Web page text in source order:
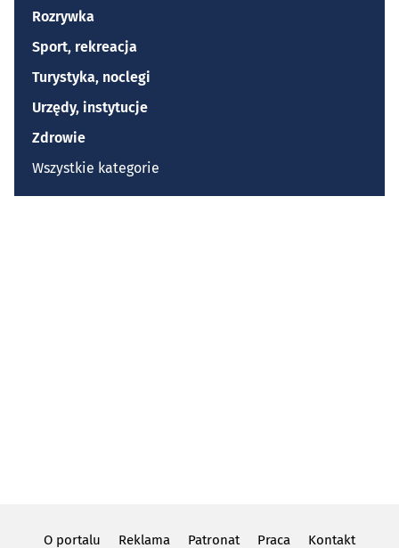
Rozrywka
Sport, rekreacja
Turystyka, noclegi
Urzędy, instytucje
Zdrowie
Wszystkie kategorie
O portalu Reklama Patronat Praca Kontakt